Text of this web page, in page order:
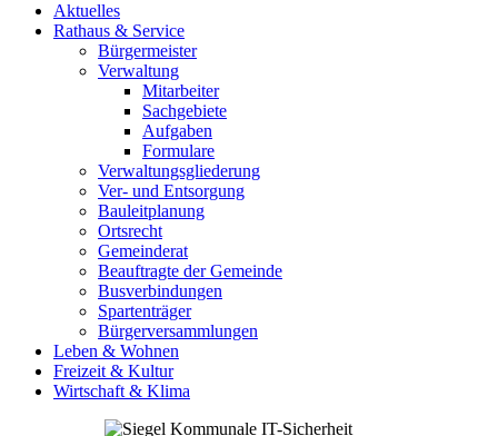
Aktuelles
Rathaus & Service
Bürgermeister
Verwaltung
Mitarbeiter
Sachgebiete
Aufgaben
Formulare
Verwaltungsgliederung
Ver- und Entsorgung
Bauleitplanung
Ortsrecht
Gemeinderat
Beauftragte der Gemeinde
Busverbindungen
Spartenträger
Bürgerversammlungen
Leben & Wohnen
Freizeit & Kultur
Wirtschaft & Klima